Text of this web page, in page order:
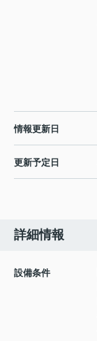
情報更新日
更新予定日
詳細情報
設備条件